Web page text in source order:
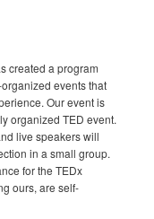
created a program
events that
Our event is
organized TED event.
live speakers will
in a small group.
for the TEDx
ours, are self-